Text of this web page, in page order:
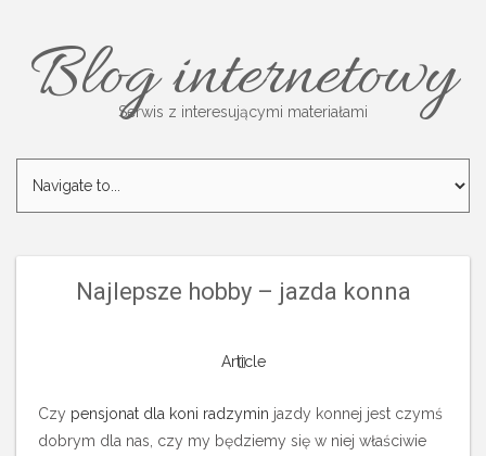
Blog internetowy
Serwis z interesującymi materiałami
Najlepsze hobby – jazda konna
Article
Czy pensjonat dla koni radzymin jazdy konnej jest czymś
dobrym dla nas, czy my będziemy się w niej właściwie